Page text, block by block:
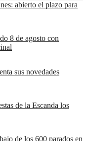
abierto el plazo para
8 de agosto con
sus novedades
de la Escanda los
de los 600 parados en